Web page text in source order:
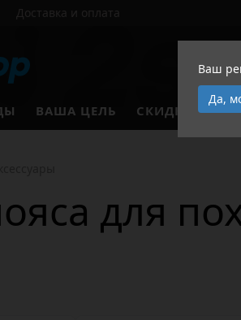
Ваш
Да,
Доставка и оплата
ВАША ЦЕЛЬ СКИДКИ
для